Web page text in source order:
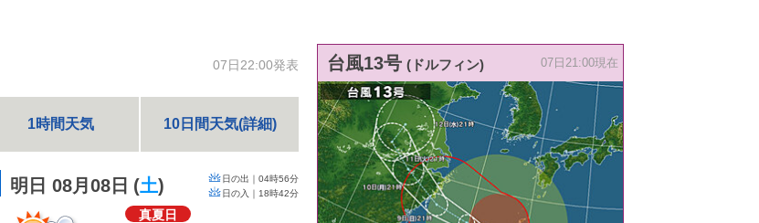
07日22:00発表
1時間天気 10日間天気(詳細)
明日 08月08日 (土) 日の出｜ 04時56分
日の入｜ 18時42分
真夏日
台風13号 (ドルフィン) 07日21:00現在